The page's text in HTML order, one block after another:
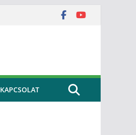
KAPCSOLAT